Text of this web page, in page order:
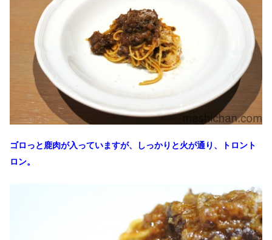
ゴロっと鹿肉が入っていますが、しっかりと火が通り、トロント
ロン。